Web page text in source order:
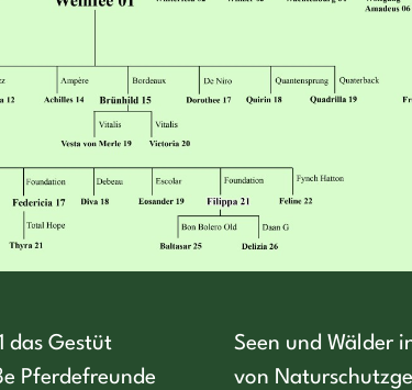
das Gestüt
Pferdefreunde
Seen und Wälder
von